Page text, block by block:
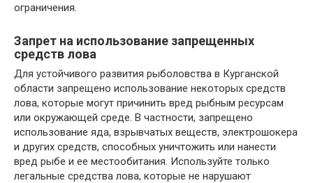
ограничения.
Запрет на использование запрещенных
средств лова
Для устойчивого развития рыболовства в Курганской
области запрещено использование некоторых средств
лова, которые могут причинить вред рыбным ресурсам
или окружающей среде. В частности, запрещено
использование яда, взрывчатых веществ, электрошокера
и других средств, способных уничтожить или нанести
вред рыбе и ее местообитания. Используйте только
легальные средства лова, которые не нарушают